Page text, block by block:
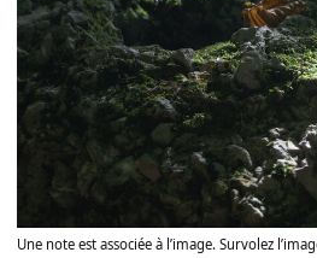
Une note est associée à l’image. Survolez